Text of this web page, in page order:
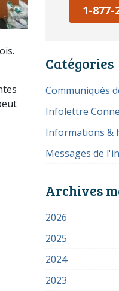
1-877-
Catégories
Communiqués
Infolettre
Informations &
Messages de
Archives
2026
2025
2024
2023